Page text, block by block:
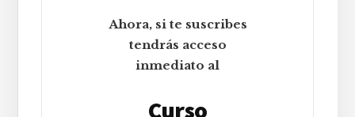
Ahora, si te suscribes
tendrás acceso
inmediato al
Curso